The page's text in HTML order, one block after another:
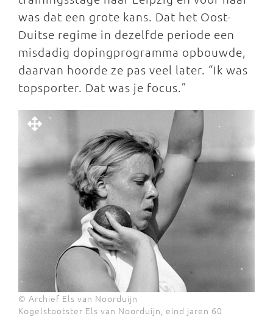
was dat een grote kans. Dat het Oost-
Duitse regime in dezelfde periode een
misdadig dopingprogramma opbouwde,
daarvan hoorde ze pas veel later. “Ik was
topsporter. Dat was je focus.”
© Archief Els van Noorduijn
Kogelstootster Els van Noorduijn, eind jaren 60